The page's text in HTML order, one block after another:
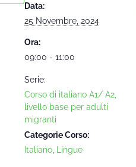
Data:
25 Novembre, 2024
Ora:
09:00 - 11:00
Serie:
Corso di italiano A1/ A2,
livello base per adulti
migranti
Categorie Corso:
Italiano
Lingue